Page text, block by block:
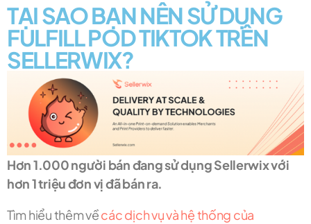
TẠI SAO BẠN NÊN SỬ DỤNG
FULFILL POD TIKTOK TRÊN
SELLERWIX?
Hơn 1.000 người bán đang sử dụng Sellerwix với
hơn 1 triệu đơn vị đã bán ra.
Tìm hiểu thêm vềcác dịch vụ và hệ thống của